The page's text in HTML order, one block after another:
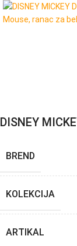
DISNEY
BREND
KOLEKCIJA
ARTIKAL